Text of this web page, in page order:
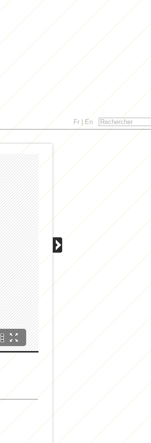
Fr |En
IMG_3574+mic